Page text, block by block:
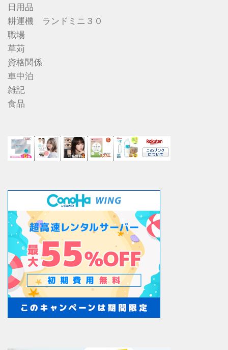
日用品
耕運機 ランドミニ３０
職場
草苅
資格関係
車中泊
雑記
食品